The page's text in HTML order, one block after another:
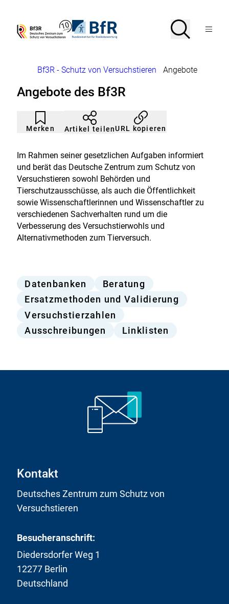
Seiteninhalt
springen
Zur
Startseite
Zentrum
Schutz
Versuchstieren
Zur
Startseite
für
Suche
SucheMenü
Brotkrumennavigation
Bf3R - Schutz von Versuchstieren Angebote
Angebote des Bf3R
Merken
Artikel
nicht
gemerkt
Durch
Klicken
der
Artikel teilenURL kopieren
Im Rahmen seiner gesetzlichen Aufgaben informiert
und berät das Deutsche Zentrum zum Schutz von
Versuchstieren sowohl Behörden und
Tierschutzausschüsse, als auch die Öffentlichkeit
sowie Wissenschaftlerinnen und Wissenschaftler zu
verschiedenen Sachverhalten rund um die
Verbesserung des Versuchstierwohls und
Alternativmethoden zum Tierversuch.
Angebote
des
Bf3R
Datenbanken
Beratung
Ersatzmethoden und Validierung
Versuchstierzahlen
Ausschreibungen
Linklisten
Kontakt
Deutsches Zentrum zum Schutz von
Versuchstieren
Besucheranschrift:
Diedersdorfer Weg 1
12277 Berlin
Deutschland